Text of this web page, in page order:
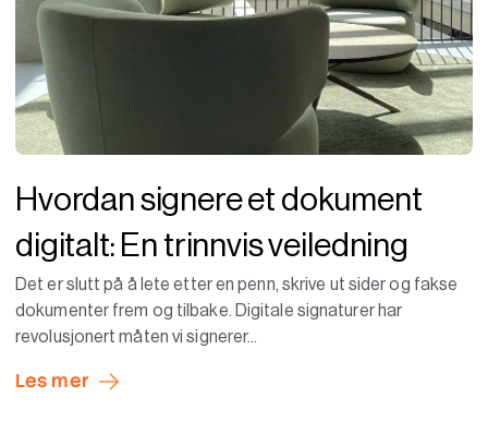
Hvordan signere et dokument
digitalt: En trinnvis veiledning
Det er slutt på å lete etter en penn, skrive ut sider og fakse
dokumenter frem og tilbake. Digitale signaturer har
revolusjonert måten vi signerer...
Les mer